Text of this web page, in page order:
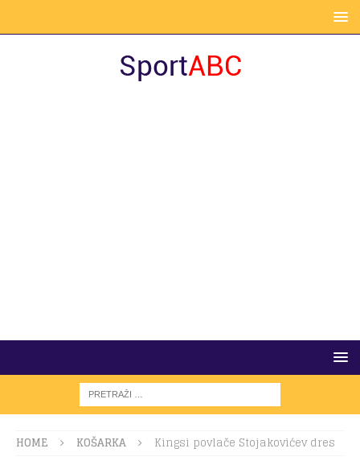
HOME KOŠARKA Kingsi povlače Stojakovićev dres